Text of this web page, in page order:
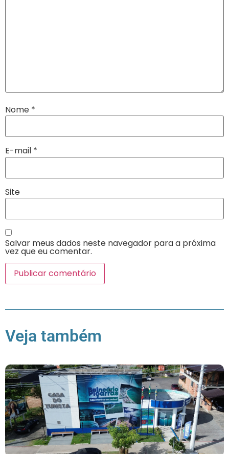
Nome *
E-mail *
Site
Salvar meus dados neste navegador para a próxima
vez que eu comentar.
Veja também